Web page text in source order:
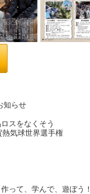
知らせ
スをなくそう
気球世界選手権
って、学んで、遊ぼう！